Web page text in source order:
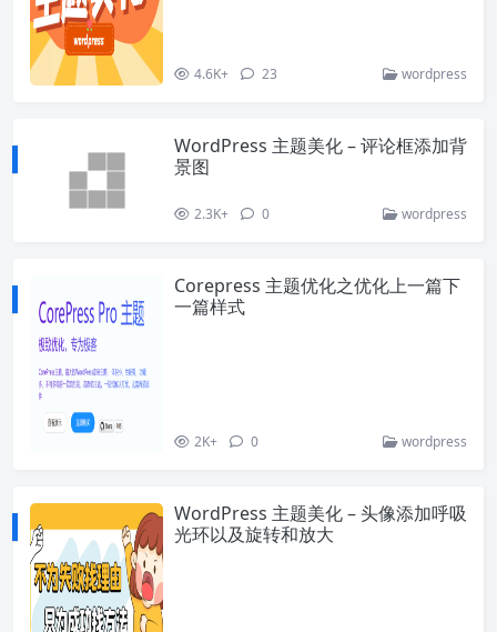
4.6K+ 23 wordpress
WordPress 主题美化 – 评论框添加背
景图
2.3K+ 0 wordpress
Corepress 主题优化之优化上一篇下
一篇样式
2K+ 0 wordpress
WordPress 主题美化 – 头像添加呼吸
光环以及旋转和放大